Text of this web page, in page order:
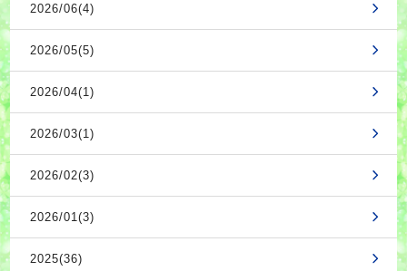
2026/06(4)
2026/05(5)
2026/04(1)
2026/03(1)
2026/02(3)
2026/01(3)
2025(36)